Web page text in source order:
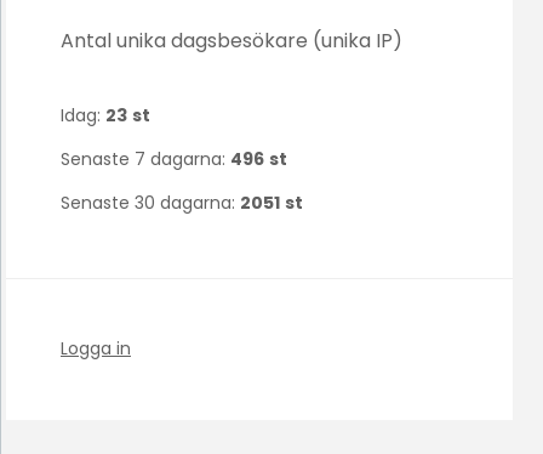
Antal unika dagsbesökare (unika IP)
Idag: 23 st
Senaste 7 dagarna: 496 st
Senaste 30 dagarna: 2051 st
Logga in